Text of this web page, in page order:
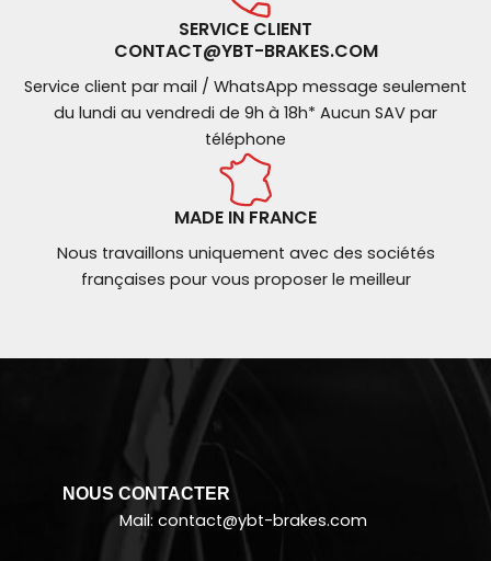
SERVICE CLIENT
CONTACT@YBT-BRAKES.COM
Service client par mail / WhatsApp message seulement
du lundi au vendredi de 9h à 18h* Aucun SAV par
téléphone
MADE IN FRANCE
Nous travaillons uniquement avec des sociétés
françaises pour vous proposer le meilleur
NOUS CONTACTER
Mail: contact@ybt-brakes.com